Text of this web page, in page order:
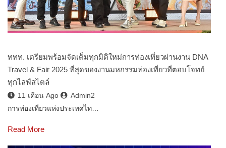
ททท. เตรียมพร้อมจัดเต็มทุกมิติใหม่การท่องเที่ยวผ่านงาน DNA
Travel & Fair 2025 ที่สุดของงานมหกรรมท่องเที่ยวที่ตอบโจทย์
ทุกไลฟ์สไตล์
11 เดือน Ago
Admin2
การท่องเที่ยวแห่งประเทศไท…
Read More